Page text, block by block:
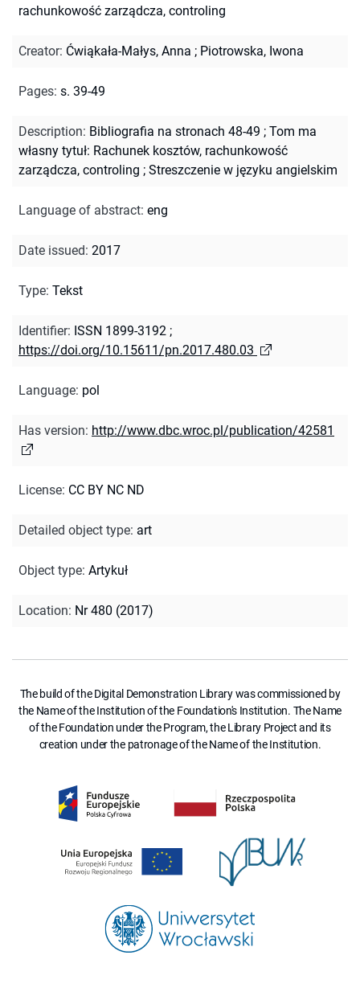
rachunkowość zarządcza, controling
Creator: Ćwiąkała-Małys, Anna ; Piotrowska, Iwona
Pages: s. 39-49
Description: Bibliografia na stronach 48-49 ; Tom ma
własny tytuł: Rachunek kosztów, rachunkowość
zarządcza, controling ; Streszczenie w języku angielskim
Language of abstract: eng
Date issued: 2017
Type: Tekst
Identifier: ISSN 1899-3192 ;
https://doi.org/10.15611/pn.2017.480.03
Language: pol
Has version: http://www.dbc.wroc.pl/publication/42581
License: CC BY NC ND
Detailed object type: art
Object type: Artykuł
Location: Nr 480 (2017)
The build of the Digital Demonstration Library was commissioned by
the Name of the Institution of the Foundation's Institution. The Name
of the Foundation under the Program, the Library Project and its
creation under the patronage of the Name of the Institution.